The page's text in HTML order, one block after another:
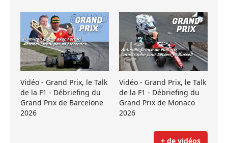
Vidéo - Grand Prix, le Talk
de la F1 - Débriefing du
Grand Prix de Barcelone
2026
Vidéo - Grand Prix, le Talk
de la F1 - Débriefing du
Grand Prix de Monaco
2026
+ de vidéos